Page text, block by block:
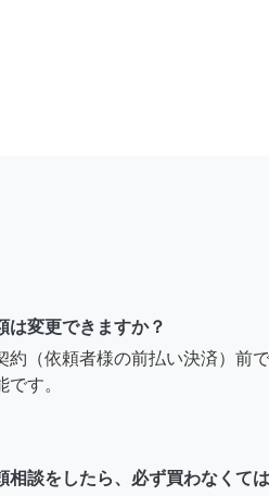
は変更できますか？
約（依頼者様の前払い決済）前
す。
相談をしたら、必ず買わなくて